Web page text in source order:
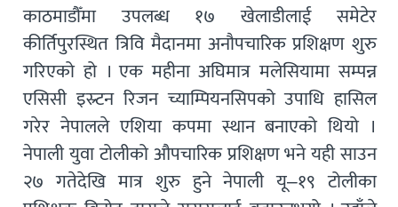
काठमाडौँमा उपलब्ध १७ खेलाडीलाई समेटेर
कीर्तिपुरस्थित त्रिवि मैदानमा अनौपचारिक प्रशिक्षण शुरु
गरिएको हो । एक महीना अघिमात्र मलेसियामा सम्पन्न
एसिसी इस्र्टन रिजन च्याम्पियनसिपको उपाधि हासिल
गरेर नेपालले एशिया कपमा स्थान बनाएको थियो ।
नेपाली युवा टोलीको औपचारिक प्रशिक्षण भने यही साउन
२७ गतेदेखि मात्र शुरु हुने नेपाली यू–१९ टोलीका